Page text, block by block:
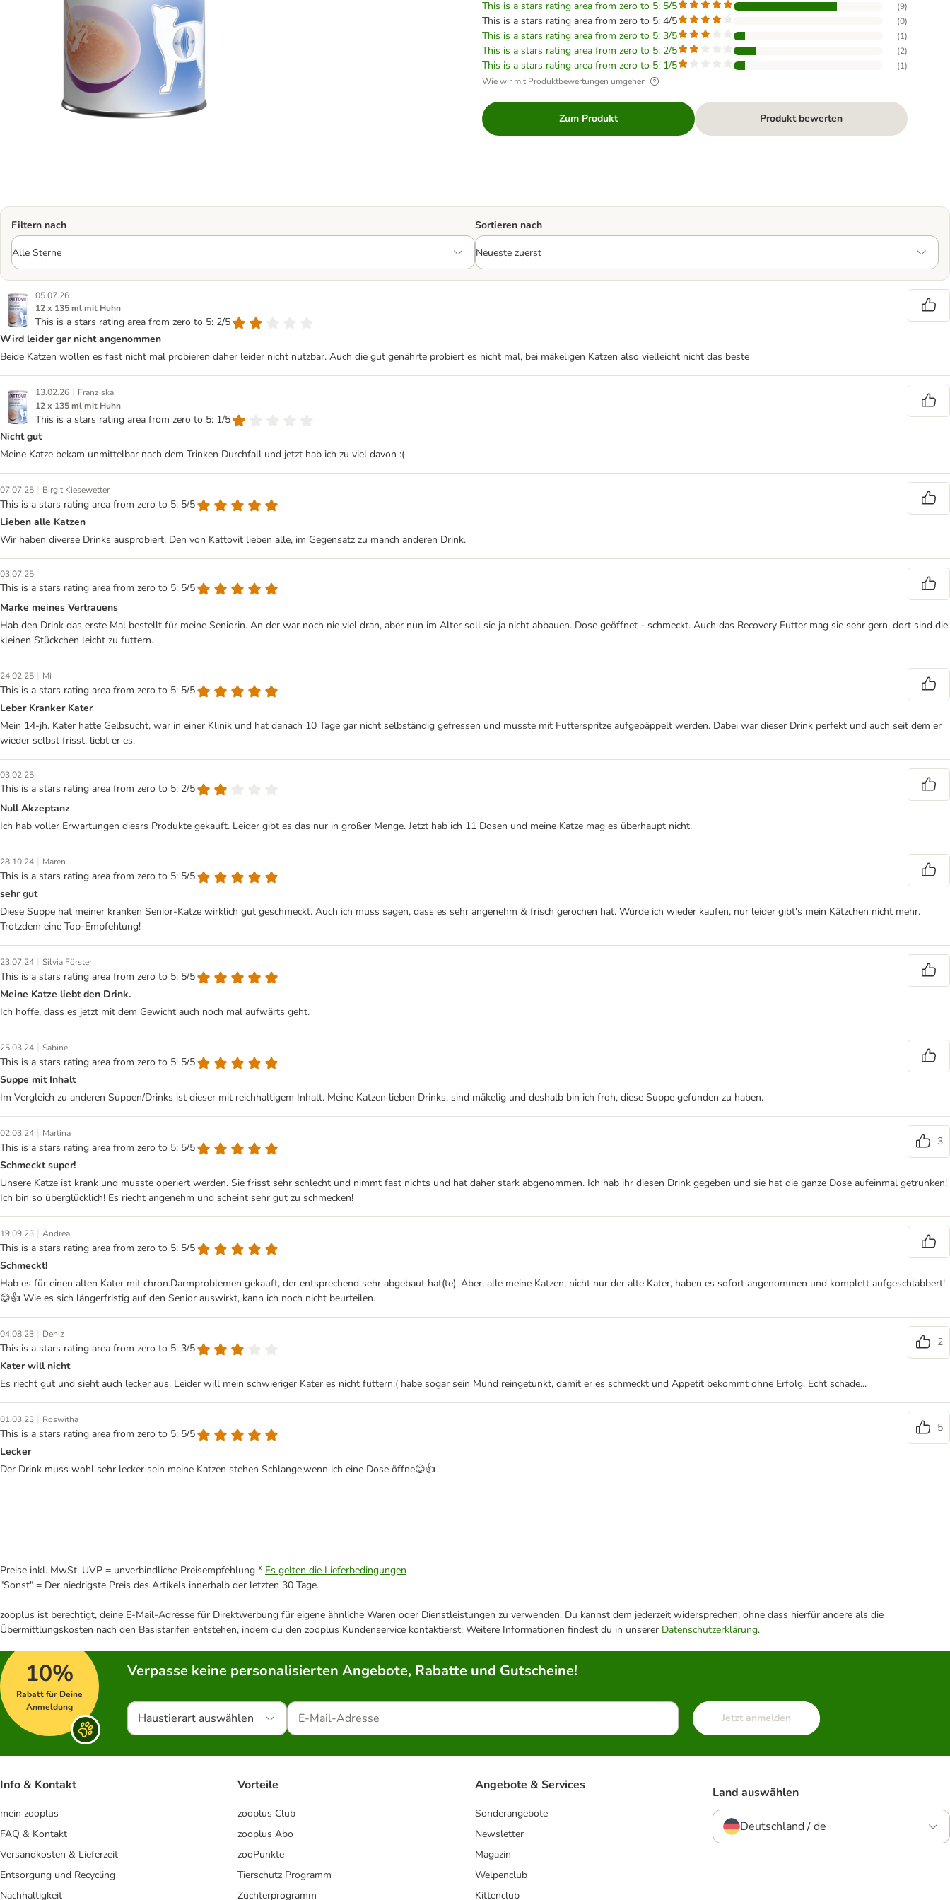
This is a stars rating area from zero to 5: 5/5 (9)
This is a stars rating area from zero to 5: 4/5 (0)
This is a stars rating area from zero to 5: 3/5 (1)
This is a stars rating area from zero to 5: 2/5 (2)
This is a stars rating area from zero to 5: 1/5 (1)
Wie wir mit Produktbewertungen umgehen
Zum Produkt Produkt bewerten
Filtern nach Sortieren nach
05.07.26
12 x 135 ml mit Huhn
This is a stars rating area from zero to 5: 2/5
Wird leider gar nicht angenommen
Beide Katzen wollen es fast nicht mal probieren daher leider nicht nutzbar. Auch die gut genährte probiert es nicht mal, bei mäkeligen Katzen also vielleicht nicht das beste
13.02.26 | Franziska
12 x 135 ml mit Huhn
This is a stars rating area from zero to 5: 1/5
Nicht gut
Meine Katze bekam unmittelbar nach dem Trinken Durchfall und jetzt hab ich zu viel davon :(
07.07.25 | Birgit Kiesewetter
This is a stars rating area from zero to 5: 5/5
Lieben alle Katzen
Wir haben diverse Drinks ausprobiert. Den von Kattovit lieben alle, im Gegensatz zu manch anderen Drink.
03.07.25
This is a stars rating area from zero to 5: 5/5
Marke meines Vertrauens
Hab den Drink das erste Mal bestellt für meine Seniorin. An der war noch nie viel dran, aber nun im Alter soll sie ja nicht abbauen. Dose geöffnet - schmeckt. Auch das Recovery Futter mag sie sehr gern, dort sind die
kleinen Stückchen leicht zu futtern.
24.02.25 | Mi
This is a stars rating area from zero to 5: 5/5
Leber Kranker Kater
Mein 14-jh. Kater hatte Gelbsucht, war in einer Klinik und hat danach 10 Tage gar nicht selbständig gefressen und musste mit Futterspritze aufgepäppelt werden. Dabei war dieser Drink perfekt und auch seit dem er
wieder selbst frisst, liebt er es.
03.02.25
This is a stars rating area from zero to 5: 2/5
Null Akzeptanz
Ich hab voller Erwartungen diesrs Produkte gekauft. Leider gibt es das nur in großer Menge. Jetzt hab ich 11 Dosen und meine Katze mag es überhaupt nicht.
28.10.24 | Maren
This is a stars rating area from zero to 5: 5/5
sehr gut
Diese Suppe hat meiner kranken Senior-Katze wirklich gut geschmeckt. Auch ich muss sagen, dass es sehr angenehm & frisch gerochen hat. Würde ich wieder kaufen, nur leider gibt's mein Kätzchen nicht mehr.
Trotzdem eine Top-Empfehlung!
23.07.24 | Silvia Förster
This is a stars rating area from zero to 5: 5/5
Meine Katze liebt den Drink.
Ich hoffe, dass es jetzt mit dem Gewicht auch noch mal aufwärts geht.
25.03.24 | Sabine
This is a stars rating area from zero to 5: 5/5
Suppe mit Inhalt
Im Vergleich zu anderen Suppen/Drinks ist dieser mit reichhaltigem Inhalt. Meine Katzen lieben Drinks, sind mäkelig und deshalb bin ich froh, diese Suppe gefunden zu haben.
02.03.24 | Martina
This is a stars rating area from zero to 5: 5/5
3
Schmeckt super!
Unsere Katze ist krank und musste operiert werden. Sie frisst sehr schlecht und nimmt fast nichts und hat daher stark abgenommen. Ich hab ihr diesen Drink gegeben und sie hat die ganze Dose aufeinmal getrunken!
Ich bin so überglücklich! Es riecht angenehm und scheint sehr gut zu schmecken!
19.09.23 | Andrea
This is a stars rating area from zero to 5: 5/5
Schmeckt!
Hab es für einen alten Kater mit chron.Darmproblemen gekauft, der entsprechend sehr abgebaut hat(te). Aber, alle meine Katzen, nicht nur der alte Kater, haben es sofort angenommen und komplett aufgeschlabbert!
😊👍 Wie es sich längerfristig auf den Senior auswirkt, kann ich noch nicht beurteilen.
04.08.23 | Deniz
This is a stars rating area from zero to 5: 3/5
2
Kater will nicht
Es riecht gut und sieht auch lecker aus. Leider will mein schwieriger Kater es nicht futtern:( habe sogar sein Mund reingetunkt, damit er es schmeckt und Appetit bekommt ohne Erfolg. Echt schade...
01.03.23 | Roswitha
This is a stars rating area from zero to 5: 5/5
5
Lecker
Der Drink muss wohl sehr lecker sein meine Katzen stehen Schlange,wenn ich eine Dose öffne😊👍
Preise inkl. MwSt. UVP = unverbindliche Preisempfehlung * Es gelten die Lieferbedingungen
"Sonst" = Der niedrigste Preis des Artikels innerhalb der letzten 30 Tage.
zooplus ist berechtigt, deine E-Mail-Adresse für Direktwerbung für eigene ähnliche Waren oder Dienstleistungen zu verwenden. Du kannst dem jederzeit widersprechen, ohne dass hierfür andere als die
Übermittlungskosten nach den Basistarifen entstehen, indem du den zooplus Kundenservice kontaktierst. Weitere Informationen findest du in unserer Datenschutzerklärung.
10%
Rabatt für Deine
Anmeldung
Verpasse keine personalisierten Angebote, Rabatte und Gutscheine!
Haustierart auswählen Jetzt anmelden
Info & Kontakt
mein zooplus
FAQ & Kontakt
Versandkosten & Lieferzeit
Entsorgung und Recycling
Nachhaltigkeit
Vorteile
zooplus Club
zooplus Abo
zooPunkte
Tierschutz Programm
Züchterprogramm
Angebote & Services
Sonderangebote
Newsletter
Magazin
Welpenclub
Kittenclub
Land auswählen
Deutschland / de